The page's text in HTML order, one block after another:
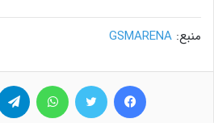
منبع: GSMARENA